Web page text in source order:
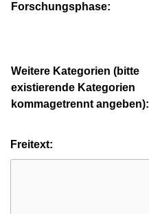
Forschungsphase:
Weitere Kategorien (bitte
existierende Kategorien
kommagetrennt angeben):
Freitext: